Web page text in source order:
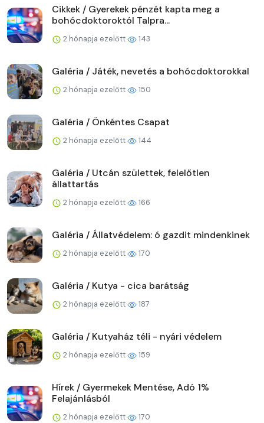
Cikkek / Gyerekek pénzét kapta meg a
bohócdoktoroktól Talpra...
2 hónapja ezelőtt 143
Galéria / Játék, nevetés a bohócdoktorokkal
2 hónapja ezelőtt 150
Galéria / Önkéntes Csapat
2 hónapja ezelőtt 144
Galéria / Utcán születtek, felelőtlen
állattartás
2 hónapja ezelőtt 166
Galéria / Állatvédelem: ó gazdit mindenkinek
2 hónapja ezelőtt 170
Galéria / Kutya - cica barátság
2 hónapja ezelőtt 187
Galéria / Kutyaház téli - nyári védelem
2 hónapja ezelőtt 159
Hírek / Gyermekek Mentése, Adó 1%
Felajánlásból
2 hónapja ezelőtt 170